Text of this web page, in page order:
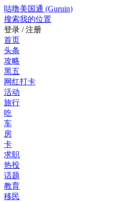
咕噜美国通 (Guruin)
搜索我的位置
登录 / 注册
首页
头条
攻略
黑五
网红打卡
活动
旅行
吃
车
房
卡
求职
热投
话题
教育
移民